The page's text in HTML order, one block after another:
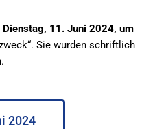
Dienstag, 11. Juni 2024, um
Sie wurden schriftlich
2024